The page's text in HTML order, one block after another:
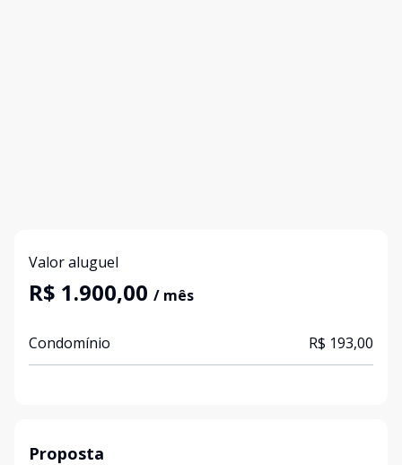
Valor aluguel
R$ 1.900,00 / mês
Condomínio R$ 193,00
Proposta